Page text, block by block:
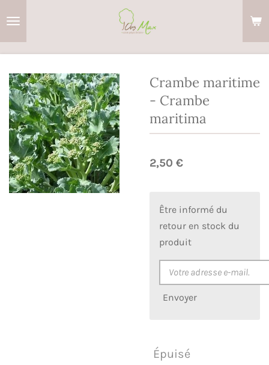
Crambe maritime
- Crambe
maritima
2,50 €
Être informé du
retour en stock du
produit
Envoyer
Épuisé